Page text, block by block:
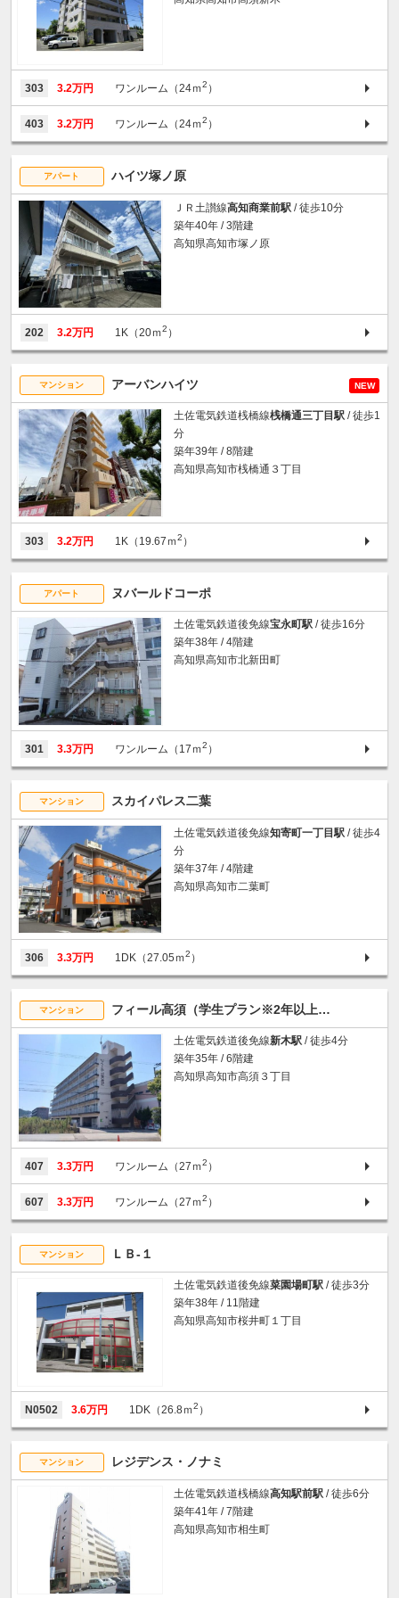
303 3.2万円 ワンルーム（24ｍ2 ）
403 3.2万円 ワンルーム（24ｍ2 ）
アパート ハイツ塚ノ原
ＪＲ土讃線高知商業前駅 / 徒歩10分
築年40年 / 3階建
高知県高知市塚ノ原
202 3.2万円 1K（20ｍ2 ）
マンション アーバンハイツ NEW
土佐電気鉄道桟橋線桟橋通三丁目駅 / 徒歩1
分
築年39年 / 8階建
高知県高知市桟橋通３丁目
303 3.2万円 1K（19.67ｍ2 ）
アパート ヌバールドコーポ
土佐電気鉄道後免線宝永町駅 / 徒歩16分
築年38年 / 4階建
高知県高知市北新田町
301 3.3万円 ワンルーム（17ｍ2 ）
マンション スカイパレス二葉
土佐電気鉄道後免線知寄町一丁目駅 / 徒歩4
分
築年37年 / 4階建
高知県高知市二葉町
306 3.3万円 1DK（27.05ｍ2 ）
マンション フィール高須（学生プラン※2年以上ご入居い
土佐電気鉄道後免線新木駅 / 徒歩4分
築年35年 / 6階建
高知県高知市高須３丁目
407 3.3万円 ワンルーム（27ｍ2 ）
607 3.3万円 ワンルーム（27ｍ2 ）
マンション ＬＢ-１
土佐電気鉄道後免線菜園場町駅 / 徒歩3分
築年38年 / 11階建
高知県高知市桜井町１丁目
N0502 3.6万円 1DK（26.8ｍ2 ）
マンション レジデンス・ノナミ
土佐電気鉄道桟橋線高知駅前駅 / 徒歩6分
築年41年 / 7階建
高知県高知市相生町